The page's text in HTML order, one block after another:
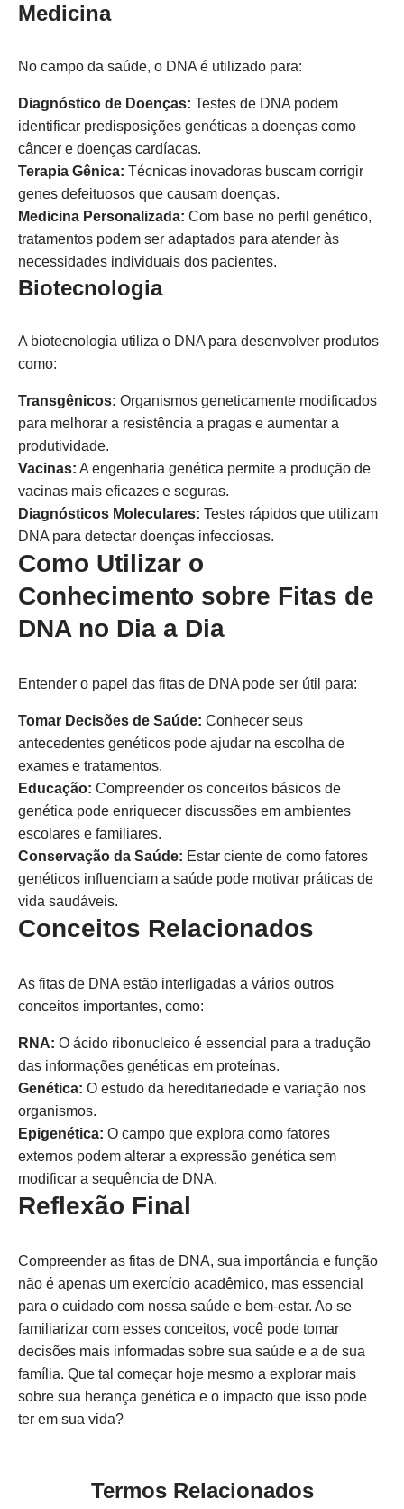
Medicina
No campo da saúde, o DNA é utilizado para:
Diagnóstico de Doenças: Testes de DNA podem
identificar predisposições genéticas a doenças como
câncer e doenças cardíacas.
Terapia Gênica: Técnicas inovadoras buscam corrigir
genes defeituosos que causam doenças.
Medicina Personalizada: Com base no perfil genético,
tratamentos podem ser adaptados para atender às
necessidades individuais dos pacientes.
Biotecnologia
A biotecnologia utiliza o DNA para desenvolver produtos
como:
Transgênicos: Organismos geneticamente modificados
para melhorar a resistência a pragas e aumentar a
produtividade.
Vacinas: A engenharia genética permite a produção de
vacinas mais eficazes e seguras.
Diagnósticos Moleculares: Testes rápidos que utilizam
DNA para detectar doenças infecciosas.
Como Utilizar o
Conhecimento sobre Fitas de
DNA no Dia a Dia
Entender o papel das fitas de DNA pode ser útil para:
Tomar Decisões de Saúde: Conhecer seus
antecedentes genéticos pode ajudar na escolha de
exames e tratamentos.
Educação: Compreender os conceitos básicos de
genética pode enriquecer discussões em ambientes
escolares e familiares.
Conservação da Saúde: Estar ciente de como fatores
genéticos influenciam a saúde pode motivar práticas de
vida saudáveis.
Conceitos Relacionados
As fitas de DNA estão interligadas a vários outros
conceitos importantes, como:
RNA: O ácido ribonucleico é essencial para a tradução
das informações genéticas em proteínas.
Genética: O estudo da hereditariedade e variação nos
organismos.
Epigenética: O campo que explora como fatores
externos podem alterar a expressão genética sem
modificar a sequência de DNA.
Reflexão Final
Compreender as fitas de DNA, sua importância e função
não é apenas um exercício acadêmico, mas essencial
para o cuidado com nossa saúde e bem-estar. Ao se
familiarizar com esses conceitos, você pode tomar
decisões mais informadas sobre sua saúde e a de sua
família. Que tal começar hoje mesmo a explorar mais
sobre sua herança genética e o impacto que isso pode
ter em sua vida?
Termos Relacionados